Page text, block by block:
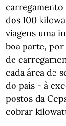
carregamento
dos 100
viagens uma
boa parte, por
de
cada área de
do país - à
postos da
cobrar